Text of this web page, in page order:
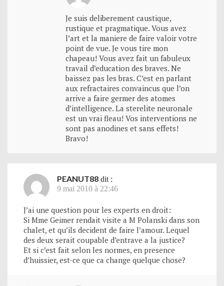
Je suis deliberement caustique,
rustique et pragmatique. Vous avez
l’art et la maniere de faire valoir votre
point de vue. Je vous tire mon
chapeau! Vous avez fait un fabuleux
travail d’education des braves. Ne
baissez pas les bras. C’est en parlant
aux refractaires convaincus que l’on
arrive a faire germer des atomes
d’intelligence. La sterelite neuronale
est un vrai fleau! Vos interventions ne
sont pas anodines et sans effets!
Bravo!
PEANUT88 dit :
9 mai 2010 à 22:46
J’ai une question pour les experts en droit:
Si Mme Geimer rendait visite a M Polanski dans son
chalet, et qu’ils decident de faire l’amour. Lequel
des deux serait coupable d’entrave a la justice?
Et si c’est fait selon les normes, en presence
d’huissier, est-ce que ca change quelque chose?